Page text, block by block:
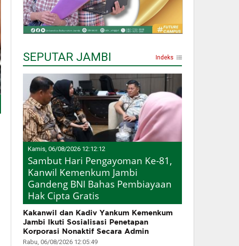
SEPUTAR JAMBI Indeks
Kamis, 06/08/2026 12:12:12
Sambut Hari Pengayoman Ke-81,
Kanwil Kemenkum Jambi
Gandeng BNI Bahas Pembiayaan
Hak Cipta Gratis
Kakanwil dan Kadiv Yankum Kemenkum
Jambi Ikuti Sosialisasi Penetapan
Korporasi Nonaktif Secara Admin
Rabu, 06/08/2026 12:05:49